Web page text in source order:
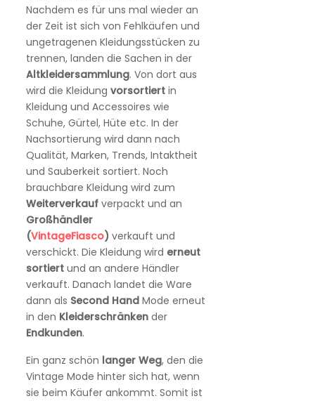
Nachdem es für uns mal wieder an
der Zeit ist sich von Fehlkäufen und
ungetragenen Kleidungsstücken zu
trennen, landen die Sachen in der
Altkleidersammlung. Von dort aus
wird die Kleidung vorsortiertin
Kleidung und Accessoires wie
Schuhe, Gürtel, Hüte etc. In der
Nachsortierung wird dann nach
Qualität, Marken, Trends, Intaktheit
und Sauberkeit sortiert. Noch
brauchbare Kleidung wird zum
Weiterverkaufverpackt und an
Großhändler
(VintageFiasco)verkauft und
verschickt. Die Kleidung wird erneut
sortiertund an andere Händler
verkauft. Danach landet die Ware
dann als Second HandMode erneut
in den Kleiderschränkender
Endkunden.
Ein ganz schön langer Weg, den die
Vintage Mode hinter sich hat, wenn
sie beim Käufer ankommt. Somit ist